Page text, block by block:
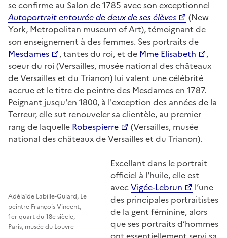
se confirme au Salon de 1785 avec son exceptionnel
Autoportrait entourée de deux de ses élèves
(New
York, Metropolitan museum of Art), témoignant de
son enseignement à des femmes. Ses portraits de
Mesdames
, tantes du roi, et de Mme Elisabeth
,
soeur du roi (Versailles, musée national des châteaux
de Versailles et du Trianon) lui valent une célébrité
accrue et le titre de peintre des Mesdames en 1787.
Peignant jusqu'en 1800, à l'exception des années de la
Terreur, elle sut renouveler sa clientèle, au premier
rang de laquelle Robespierre
(Versailles, musée
national des châteaux de Versailles et du Trianon).
Adélaïde Labille-Guiard, Le
peintre François Vincent,
1er quart du 18e siècle,
Paris, musée du Louvre
Excellant dans le portrait
officiel à l'huile, elle est
avecVigée-Lebrun
l’une
des principales portraitistes
de la gent féminine, alors
que ses portraits d’hommes